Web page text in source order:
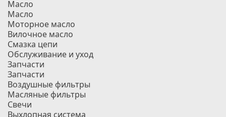
Масло
Масло
Моторное масло
Вилочное масло
Смазка цепи
Обслуживание и уход
Запчасти
Запчасти
Воздушные фильтры
Масляные фильтры
Свечи
Выхлопная система